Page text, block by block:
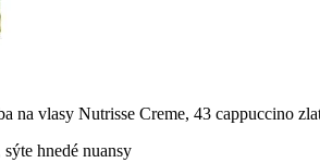
na vlasy Nutrisse Creme, 43 cappuccino
hnedé nuansy